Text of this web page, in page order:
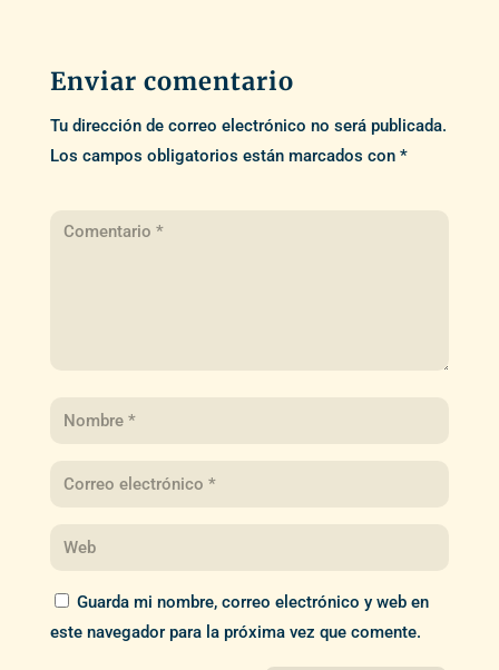
Enviar comentario
Tu dirección de correo electrónico no será publicada.
Los campos obligatorios están marcados con *
Guarda mi nombre, correo electrónico y web en
este navegador para la próxima vez que comente.